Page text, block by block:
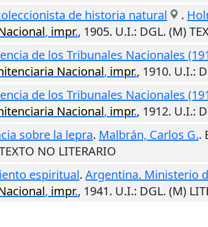
de historia natural
.
, impr., 1905. U.I.: DGL. (M)
de los Tribunales Nacionales
Nacional, impr., 1910. U.I.:
de los Tribunales Nacionales
Nacional, impr., 1912. U.I.:
sobre la lepra. Malbrán, Carlos G..
NO LITERARIO
espiritual. Argentina. Ministerio
, impr., 1941. U.I.: DGL. (M)